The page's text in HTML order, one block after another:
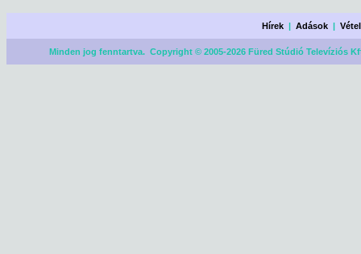
Hírek |Adások |
Minden jog fenntartva. Copyright © 2005-2026 Füred Stúdió Televíziós